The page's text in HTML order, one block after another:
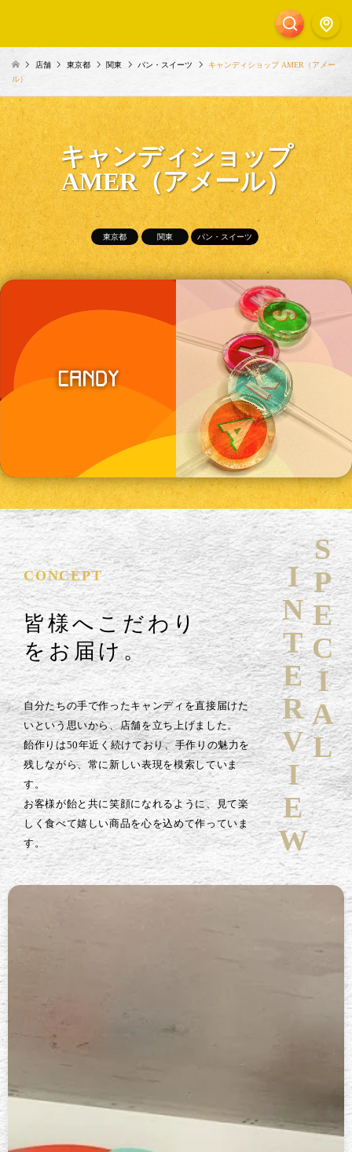
店舗 東京都 関東 パン・スイーツ
キャンディショップ AMER（アメー
ル）
キャンディショップ
AMER（アメール）
東京都 関東 パン・スイーツ
CONCEPT
皆様へこだわり
をお届け。
自分たちの手で作ったキャンディを直接届けた
いという思いから、店舗を立ち上げました。
飴作りは50年近く続けており、手作りの魅力を
残しながら、常に新しい表現を模索していま
す。
お客様が飴と共に笑顔になれるように、見て楽
しく食べて嬉しい商品を心を込めて作っていま
す。
SPECIAL
INTERVIEW